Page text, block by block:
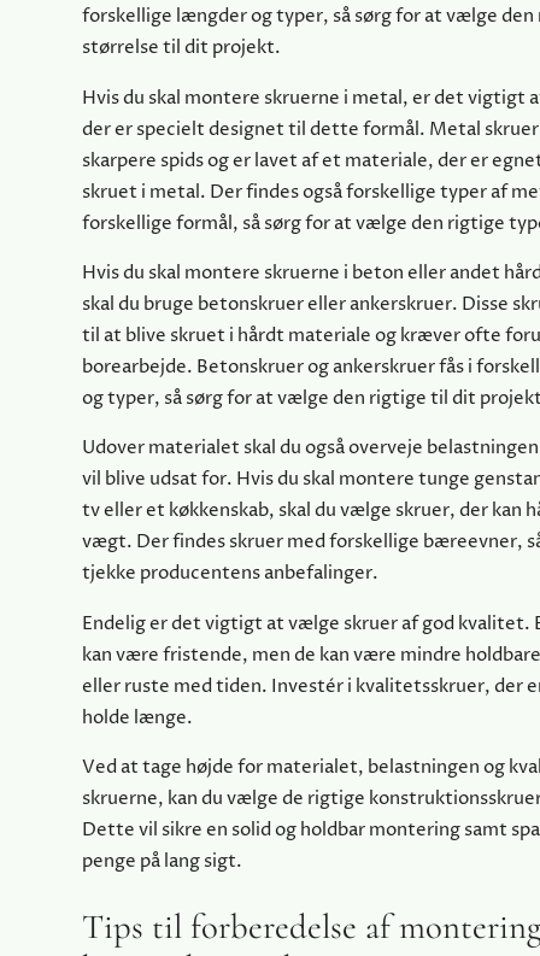
forskellige længder og typer, så sørg for at vælge
størrelse til dit projekt.
Hvis du skal montere skruerne i metal, er det vigtigt
der er specielt designet til dette formål. Metal
skarpere spids og er lavet af et materiale, der er
skruet i metal. Der findes også forskellige typer af
forskellige formål, så sørg for at vælge den rigtige
Hvis du skal montere skruerne i beton eller andet
skal du bruge betonskruer eller ankerskruer. Disse
til at blive skruet i hårdt materiale og kræver ofte
borearbejde. Betonskruer og ankerskruer fås i
og typer, så sørg for at vælge den rigtige til dit
Udover materialet skal du også overveje
vil blive udsat for. Hvis du skal montere tunge
tv eller et køkkenskab, skal du vælge skruer, der kan
vægt. Der findes skruer med forskellige bæreevner,
tjekke producentens anbefalinger.
Endelig er det vigtigt at vælge skruer af god kvalitet.
kan være fristende, men de kan være mindre
eller ruste med tiden. Investér i kvalitetsskruer, der
holde længe.
Ved at tage højde for materialet, belastningen og
skruerne, kan du vælge de rigtige
Dette vil sikre en solid og holdbar montering samt
penge på lang sigt.
Tips til forberedelse af